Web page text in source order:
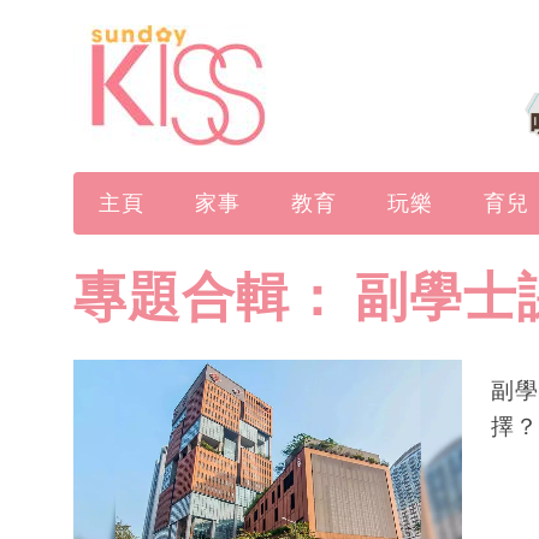
主頁 家事 教育 玩樂 育兒
專題合輯： 副學士
副
擇